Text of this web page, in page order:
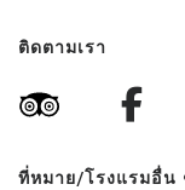
ติดตามเรา
ที่หมาย/โรงแรมอื่น